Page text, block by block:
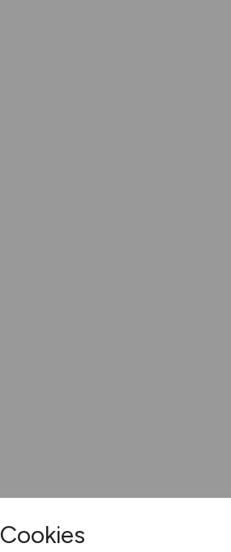
Cookies